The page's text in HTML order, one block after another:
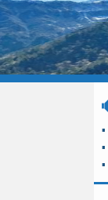
▪
▪
▪